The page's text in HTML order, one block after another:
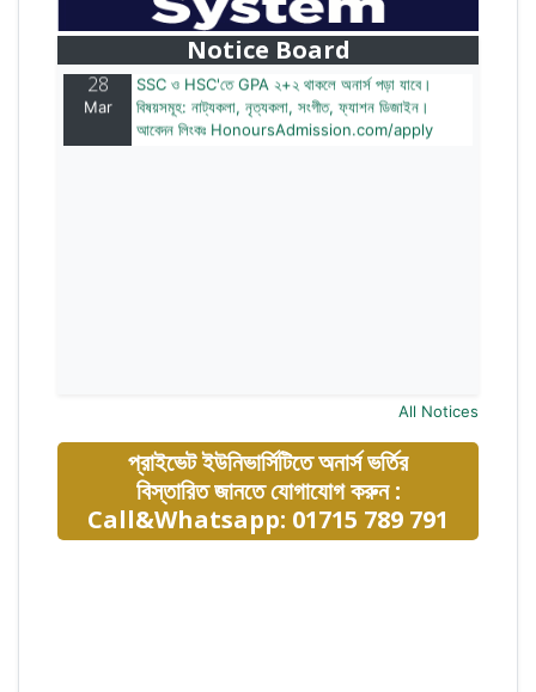
Notice Board
২০টির অধিক বিষয়, ৪ বছরে মোট খরচ ২ লক্ষ থেকে ৫ লক্ষ টাকা।
আবেদন লিংকঃ HonoursAdmission.com/apply
28
Mar
SSC ও HSC'তে GPA ২+২ থাকলে অনার্স পড়া যাবে।
বিষয়সমূহ: নাট্যকলা, নৃত্যকলা, সংগীত, ফ্যাশন ডিজাইন।
আবেদন লিংকঃ HonoursAdmission.com/apply
All Notices
প্রাইভেট ইউনিভার্সিটিতে অনার্স ভর্তির
বিস্তারিত জানতে যোগাযোগ করুন :
Call&Whatsapp: 01715 789 791